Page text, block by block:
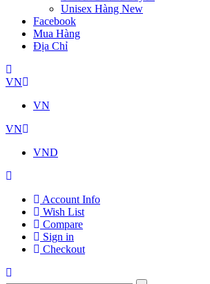
Unisex Hàng New
Facebook
Mua Hàng
Địa Chỉ
VN
VN
VN
VND
Account Info
Wish List
Compare
Sign in
Checkout